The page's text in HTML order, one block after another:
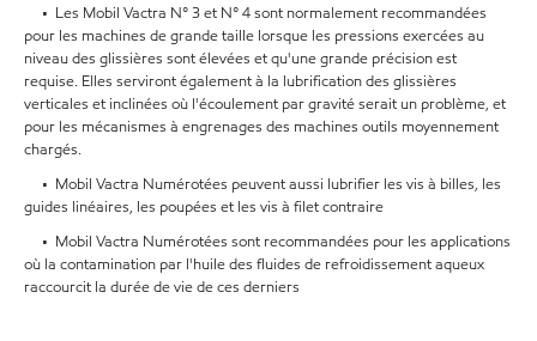
• Les Mobil Vactra N° 3 et N° 4 sont normalement recommandées
pour les machines de grande taille lorsque les pressions exercées au
niveau des glissières sont élevées et qu'une grande précision est
requise. Elles serviront également à la lubrification des glissières
verticales et inclinées où l'écoulement par gravité serait un problème, et
pour les mécanismes à engrenages des machines outils moyennement
chargés.
• Mobil Vactra Numérotées peuvent aussi lubrifier les vis à billes, les
guides linéaires, les poupées et les vis à filet contraire
• Mobil Vactra Numérotées sont recommandées pour les applications
où la contamination par l'huile des fluides de refroidissement aqueux
raccourcit la durée de vie de ces derniers